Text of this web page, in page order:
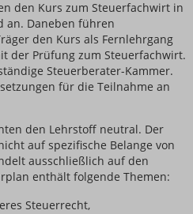
den Kurs zum Steuerfachwirt in
an. Daneben führen
den Kurs als Fernlehrgang
der Prüfung zum Steuerfachwirt.
Steuerberater-Kammer.
für die Teilnahme an
den Lehrstoff neutral. Der
auf spezifische Belange von
ausschließlich auf den
enthält folgende Themen:
Steuerrecht,